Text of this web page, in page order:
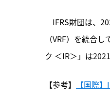
IFRS財団は、
（VRF）を統合
ク ＜IR＞」は
【参考】
【国際